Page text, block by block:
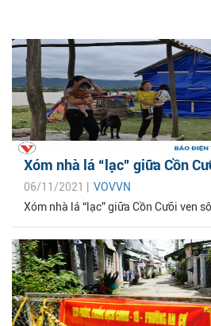
Xóm nhà lá “lạc” giữa Cồn
06/11/2021 | VOVVN
Xóm nhà lá “lạc” giữa Cồn Cưỡi ven